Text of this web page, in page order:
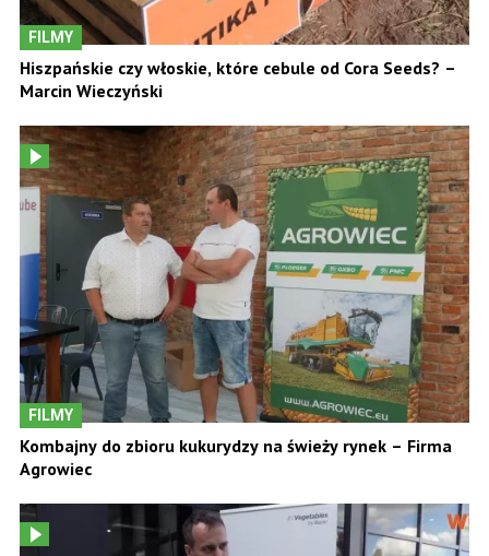
FILMY
Hiszpańskie czy włoskie, które cebule od Cora Seeds? –
Marcin Wieczyński
FILMY
Kombajny do zbioru kukurydzy na świeży rynek – Firma
Agrowiec